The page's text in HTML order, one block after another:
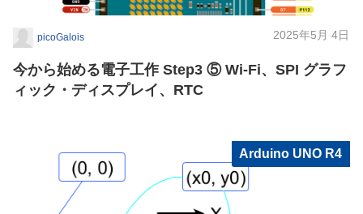
picoGalois 2025年5月 4日
今から始める電子工作 Step3 ⑤ Wi-Fi、SPI グラフ
ィック・ディスプレイ、RTC
Arduino UNO R4